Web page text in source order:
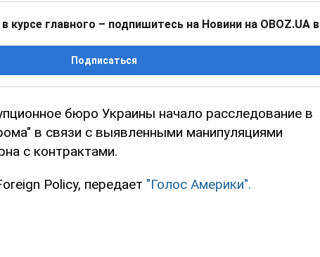
курсе главного – подпишитесь на Новини на OBOZ.UA в
Подписаться
бюро Украины начало расследование в
в связи с выявленными манипуляциями
с контрактами.
Policy, передает "Голос Америки".